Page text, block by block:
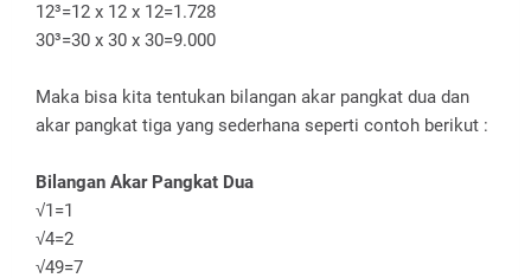
12³=12 x 12 x 12=1.728
30³=30 x 30 x 30=9.000
Maka bisa kita tentukan bilangan akar pangkat dua dan
akar pangkat tiga yang sederhana seperti contoh berikut :
Bilangan Akar Pangkat Dua
√1=1
√4=2
√49=7